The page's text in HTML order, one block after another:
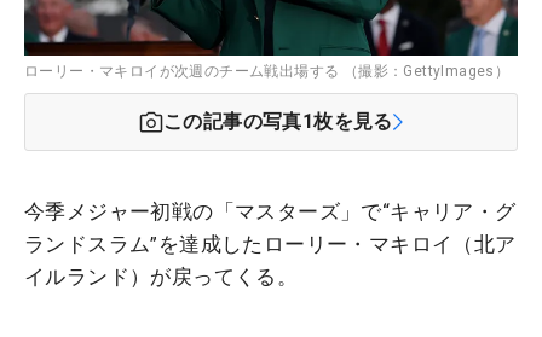
ローリー・マキロイが次週のチーム戦出場する （撮影：GettyImages）
この記事の写真1枚を見る
今季メジャー初戦の「マスターズ」で“キャリア・グ
ランドスラム”を達成したローリー・マキロイ（北ア
イルランド）が戻ってくる。